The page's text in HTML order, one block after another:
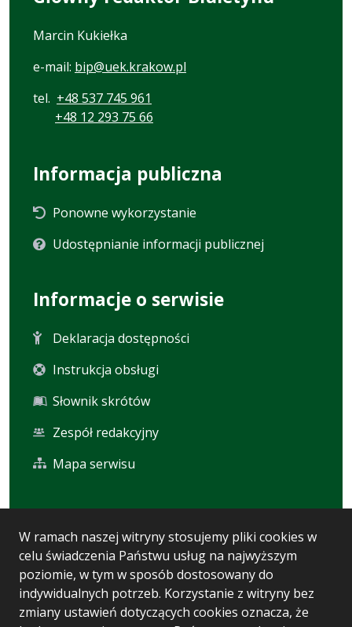
W ramach naszej witryny stosujemy pliki cookies w
celu świadczenia Państwu usług na najwyższym
poziomie, w tym w sposób dostosowany do
indywidualnych potrzeb. Korzystanie z witryny bez
zmiany ustawień dotyczących cookies oznacza, że
Marcin Kukiełka
e-mail: bip@uek.krakow.pl
tel. +48 537 745 961
+48 12 293 75 66
Informacja publiczna
Ponowne wykorzystanie
Udostępnianie informacji publicznej
Informacje o serwisie
Deklaracja dostępności
Instrukcja obsługi
Słownik skrótów
Zespół redakcyjny
Mapa serwisu
Statystyki oglądalności
Ostatnio dodane
Polityka prywatności